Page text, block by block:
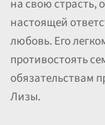
на свою страсть,
настоящей
любовь. Его
противостоять
обязательствам
Лизы.